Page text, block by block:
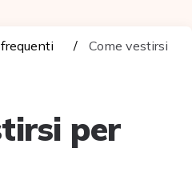
Come vestirsi
per